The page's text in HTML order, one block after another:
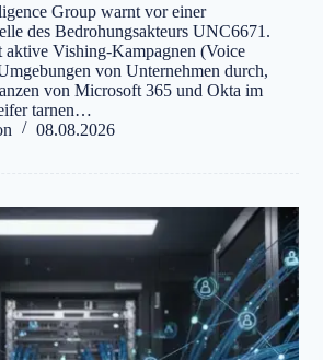
Group warnt vor einer
des Bedrohungsakteurs UNC6671.
Vishing-Kampagnen (Voice
von Unternehmen durch,
von Microsoft 365 und Okta im
tarnen…
08.08.2026